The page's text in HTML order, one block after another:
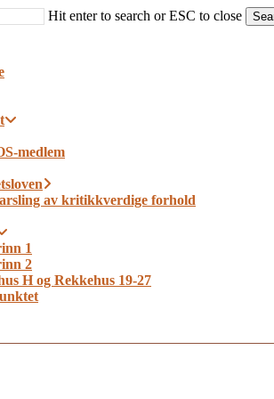
Hit enter to search or ESC to close
medlem
av kritikkverdige forhold
1
2
H og Rekkehus 19-27